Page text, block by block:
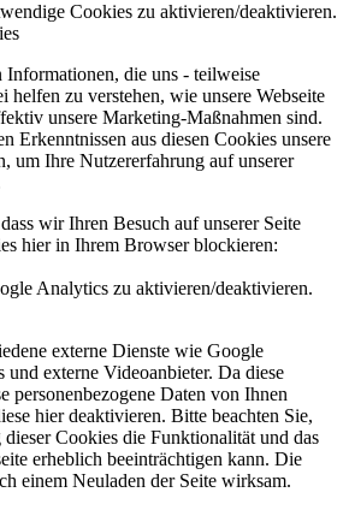
Cookies zu aktivieren/deaktivieren.
Informationen, die uns - teilweise
helfen zu verstehen, wie unsere Webseite
unsere Marketing-Maßnahmen sind.
Erkenntnissen aus diesen Cookies unsere
um Ihre Nutzererfahrung auf unserer
wir Ihren Besuch auf unserer Seite
hier in Ihrem Browser blockieren:
Analytics zu aktivieren/deaktivieren.
externe Dienste wie Google
externe Videoanbieter. Da diese
personenbezogene Daten von Ihnen
hier deaktivieren. Bitte beachten Sie,
Cookies die Funktionalität und das
erheblich beeinträchtigen kann. Die
einem Neuladen der Seite wirksam.